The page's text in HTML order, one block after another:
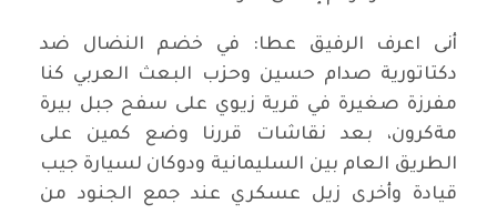
أنى اعرف الرفيق عطا: في خضم النضال ضد
دكتاتورية صدام حسين وحزب البعث العربي كنا
مفرزة صغيرة في قرية زيوي على سفح جبل بيرة
مةكرون، بعد نقاشات قررنا وضع كمين على
الطريق العام بين السليمانية ودوكان لسيارة جيب
قيادة وأخرى زيل عسكري عند جمع الجنود من